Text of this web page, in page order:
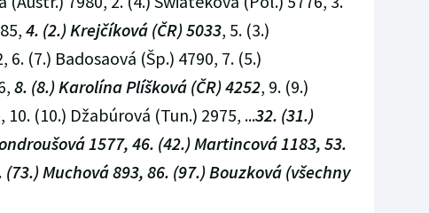
4. (2.) Krejčíková (ČR) 5033, 5. (3.)
(7.) Badosaová (Šp.) 4790, 7. (5.)
8. (8.) Karolína Plíšková (ČR) 4252, 9. (9.)
10. (10.) Džabúrová (Tun.) 2975, ...32. (31.)
1577, 46. (42.) Martincová 1183, 53.
Muchová 893, 86. (97.) Bouzková (všechny